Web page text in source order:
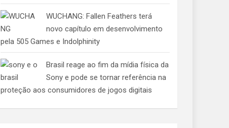
WUCHANG: Fallen Feathers terá
novo capítulo em desenvolvimento
pela 505 Games e Indolphinity
Brasil reage ao fim da mídia física da
Sony e pode se tornar referência na
proteção aos consumidores de jogos digitais